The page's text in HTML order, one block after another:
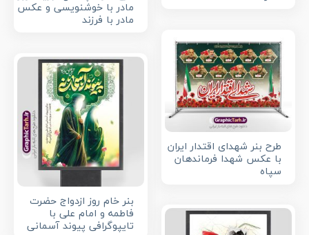
مادر با خوشنویسی و عکس
مادر با فرزند
طرح بنر شهدای اقتدار ایران
با عکس شهدا فرماندهان
سپاه
بنر خام روز ازدواج حضرت
فاطمه و امام علی با
تایپوگرافی پیوند آسمانی